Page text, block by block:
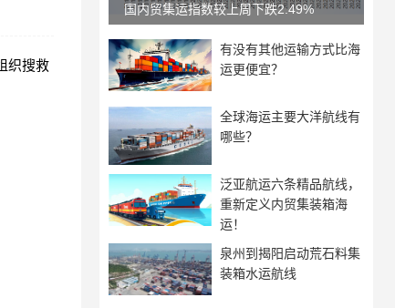
织搜救
国内贸集运指数较上周下跌2.49%
有没有其他运输方式比海
运更便宜？
全球海运主要大洋航线有
哪些？
泛亚航运六条精品航线，
重新定义内贸集装箱海
运！
泉州到揭阳启动荒石料集
装箱水运航线